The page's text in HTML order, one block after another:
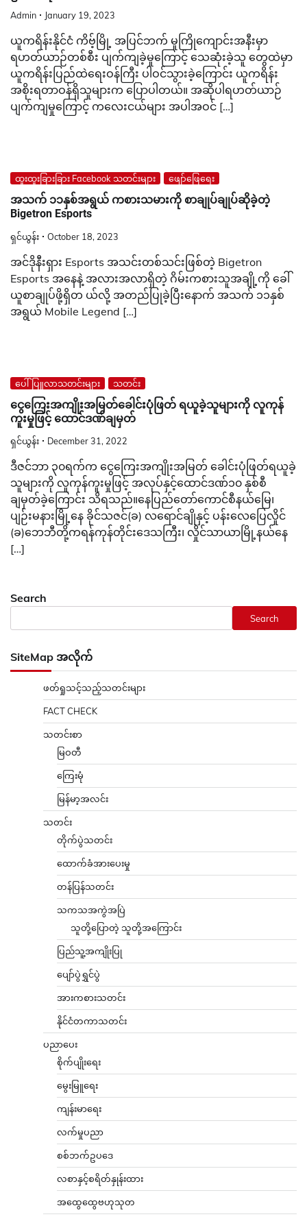
Admin January 19, 2023
ယူကရိန်းနိုင်ငံ ကိဗ့်မြို့ အပြင်ဘက် မူကြိုကျောင်းအနီးမှာ
ရဟတ်ယာဉ်တစ်စီး ပျက်ကျခဲ့မှုကြောင့် သေဆုံးခဲ့သူ တွေထဲမှာ
ယူကရိန်းပြည်ထဲရေးဝန်ကြီး ပါဝင်သွားခဲ့ကြောင်း ယူကရိန်း
အစိုးရတာဝန်ရှိသူများက ပြောပါတယ်။ အဆိုပါရဟတ်ယာဉ်
ပျက်ကျမှုကြောင့် ကလေးငယ်များ အပါအဝင် […]
ထူးထူးခြားခြား Facebook သတင်းများ ဖျော်ဖြေရေး
အသက် ၁၁နှစ်အရွယ် ကစားသမားကို စာချုပ်ချုပ်ဆိုခဲ့တဲ့
Bigetron Esports
ရှင်ယွန်း October 18, 2023
အင်ဒိုနီးရှား Esports အသင်းတစ်သင်းဖြစ်တဲ့ Bigetron
Esports အနေနဲ့ အလားအလာရှိတဲ့ ဂိမ်းကစားသူအချို့ကို ခေါ်
ယူစာချုပ်ဖို့ရှိတ ယ်လို့ အတည်ပြုခဲ့ပြီးနောက် အသက် ၁၁နှစ်
အရွယ် Mobile Legend […]
ပေါ်ပြူလာသတင်းများ သတင်း
ငွေကြေးအကျိုးအမြတ်ခေါင်းပုံဖြတ် ရယူခဲ့သူများကို လူကုန်
ကူးမှုဖြင့် ထောင်ဒဏ်ချမှတ်
ရှင်ယွန်း December 31, 2022
ဒီဇင်ဘာ ၃၀ရက်က ငွေကြေးအကျိုးအမြတ် ခေါင်းပုံဖြတ်ရယူခဲ့
သူများကို လူကုန်ကူးမှုဖြင့် အလုပ်နှင့်ထောင်ဒဏ်၁၀ နှစ်စီ
ချမှတ်ခဲ့ကြောင်း သိရသည်။နေပြည်တော်ကောင်စီနယ်မြေ၊
ပျဉ်းမနားမြို့နေ ခိုင်သဇင်(ခ) လရောင်ချိုနှင့် ပန်းလေပြေလှိုင်
(ခ)ဘေဘီတို့ကရန်ကုန်တိုင်းဒေသကြီး၊ လှိုင်သာယာမြို့နယ်နေ
[…]
Search
Search
SiteMap အလိုက်
ဖတ်ရှုသင့်သည့်သတင်းများ
FACT CHECK
သတင်းစာ
မြဝတီ
ကြေးမုံ
မြန်မာ့အလင်း
သတင်း
တိုက်ပွဲသတင်း
ထောက်ခံအားပေးမှု
တန်ပြန်သတင်း
သကသအကွဲအပြဲ
သူတို့ပြောတဲ့ သူတို့အကြောင်း
ပြည်သူ့အကျိုးပြု
ပျော်ပွဲရွှင်ပွဲ
အားကစားသတင်း
နိုင်ငံတကာသတင်း
ပညာပေး
စိုက်ပျိုးရေး
မွေးမြူရေး
ကျန်းမာရေး
လက်မှုပညာ
စစ်ဘက်ဥပဒေ
လစာနှင့်စရိတ်နှုန်းထား
အထွေထွေဗဟုသုတ